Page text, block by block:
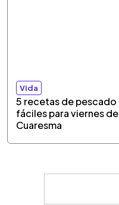
Vida
5 recetas de pescado
fáciles para viernes de
Cuaresma